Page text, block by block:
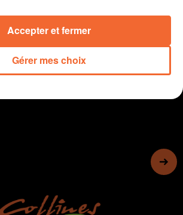
Gérer mes choix
Accepter et fermer